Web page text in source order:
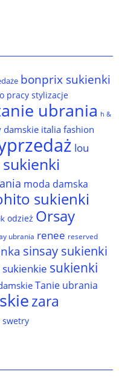
bonprix sukienki
pracy stylizacje
ubrania h &
damskie italia fashion
lou
moda damska
sukienki
odzież Orsay
ubrania renee reserved
sinsay sukienki
sukienkie sukienki
Tanie ubrania
zara
swetry